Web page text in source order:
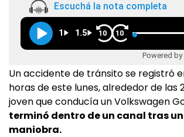
Escuchá la nota completa
1 1.5 10 10
Powered
Un accidente de tránsito se registró
horas de este lunes, alrededor de las
joven que conducía un Volkswagen
terminó dentro de un canal tras
maniobra.